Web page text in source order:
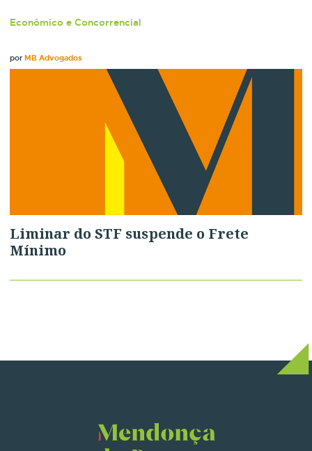
Econômico e Concorrencial
porMB Advogados
Liminar do STF suspende o Frete
Mínimo